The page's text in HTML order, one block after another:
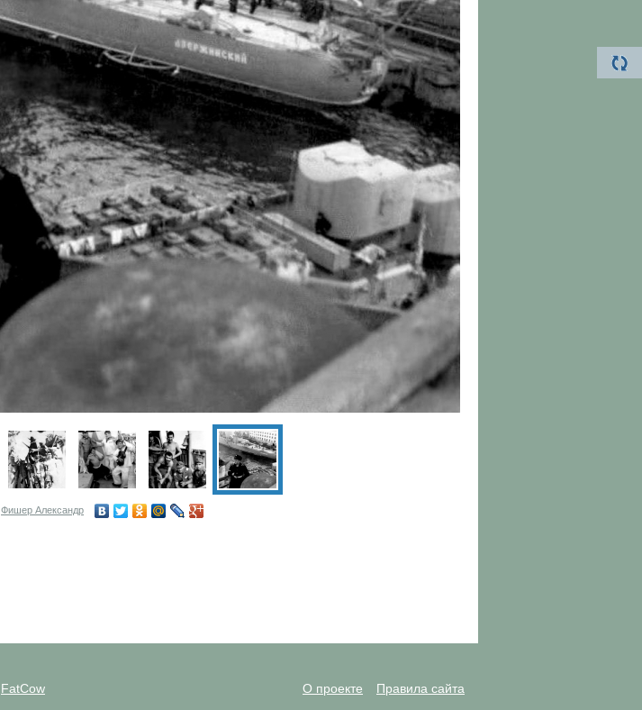
Фишер Александр
FatCow О проекте Правила сайта